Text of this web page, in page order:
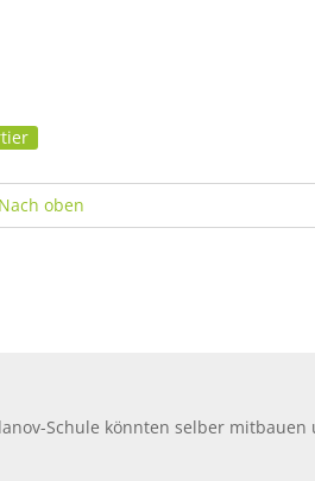
und
Nach oben
Schule könnten selber